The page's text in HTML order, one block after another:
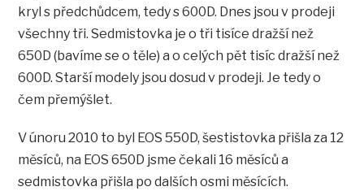
kryl s předchůdcem, tedy s 600D. Dnes jsou v prodeji
všechny tři. Sedmistovka je o tři tisíce dražší než
650D (bavíme se o těle) a o celých pět tisíc dražší než
600D. Starší modely jsou dosud v prodeji. Je tedy o
čem přemýšlet.
V únoru 2010 to byl EOS 550D, šestistovka přišla za 12
měsíců, na EOS 650D jsme čekali 16 měsíců a
sedmistovka přišla po dalších osmi měsících.